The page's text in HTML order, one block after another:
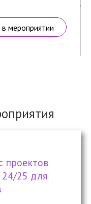
мероприятии
проектов
24/25 для